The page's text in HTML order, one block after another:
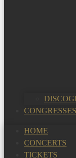
CONGRESSES
HOME
CONCERTS
TICKETS